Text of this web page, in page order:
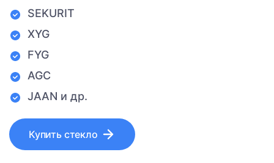
SEKURIT
XYG
FYG
AGC
JAAN и др.
Купить стекло